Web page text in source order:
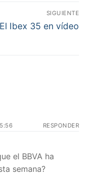
SIGUIENTE
Entrada
El Ibex 35 en vídeo
RESPONDER
el BBVA ha
semana?